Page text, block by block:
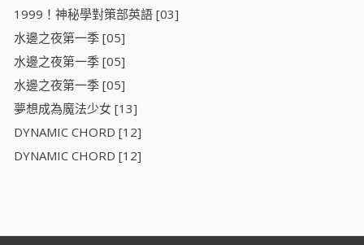
1999！神秘學對策部英語 [03]
水邊之夜第一季 [05]
水邊之夜第一季 [05]
水邊之夜第一季 [05]
夢想成為魔法少女 [13]
DYNAMIC CHORD [12]
DYNAMIC CHORD [12]